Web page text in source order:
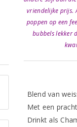
vriendelijke prijs.
poppen op een
bubbels lekker
Blend van
Met een
Drinkt als